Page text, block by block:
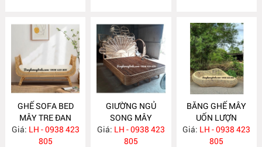
GHẾ SOFA BED
MÂY TRE ĐAN
MA671
Giá: LH - 0938 423
805
GIƯỜNG NGỦ
SONG MÂY
MA670
Giá: LH - 0938 423
805
BĂNG GHẾ MÂY
UỐN LƯỢN
MA667
Giá: LH - 0938 423
805